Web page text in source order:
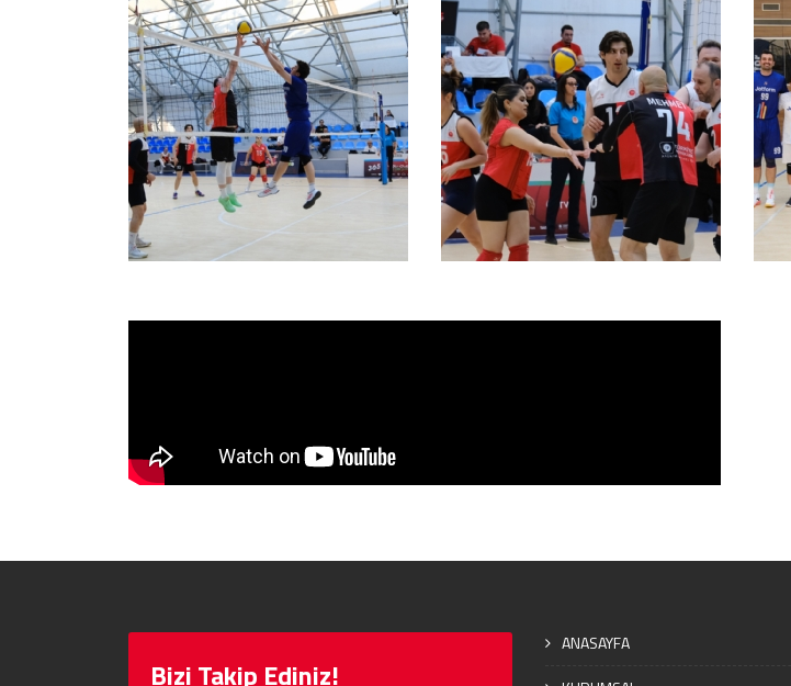
Bizi Takip Ediniz!
ANASAYFA